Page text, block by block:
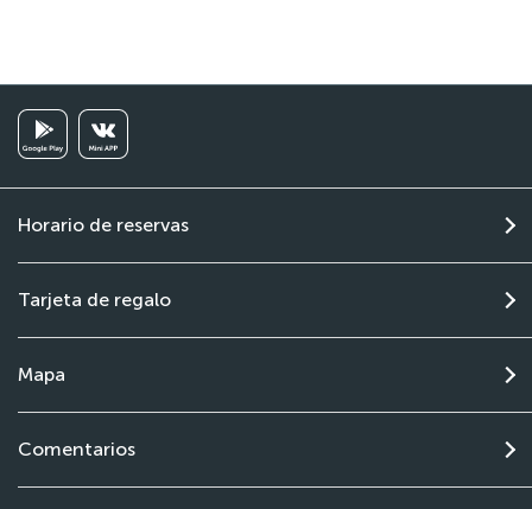
Horario de reservas
Tarjeta de regalo
Mapa
Comentarios